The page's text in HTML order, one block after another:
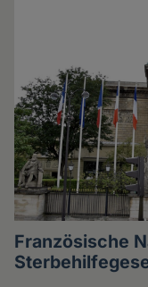
Französische